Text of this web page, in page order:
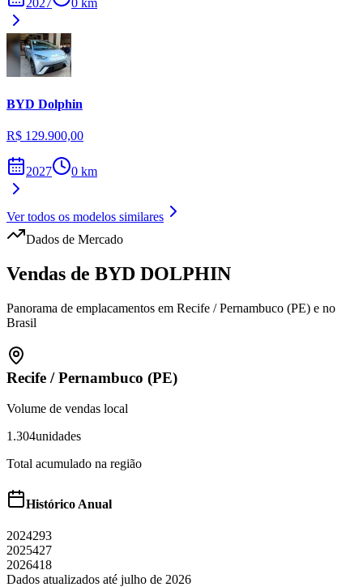
BYD Dolphin
R$ 129.900,00
2027 0 km
Ver todos os modelos similares
Dados de Mercado
Vendas de BYD DOLPHIN
Panorama de emplacamentos em Recife / Pernambuco (PE) e no
Brasil
Recife /Pernambuco (PE)
Volume de vendas local
1.304unidades
Total acumulado na região
Histórico Anual
2024293
2025427
2026418
Dados atualizados até julho de 2026